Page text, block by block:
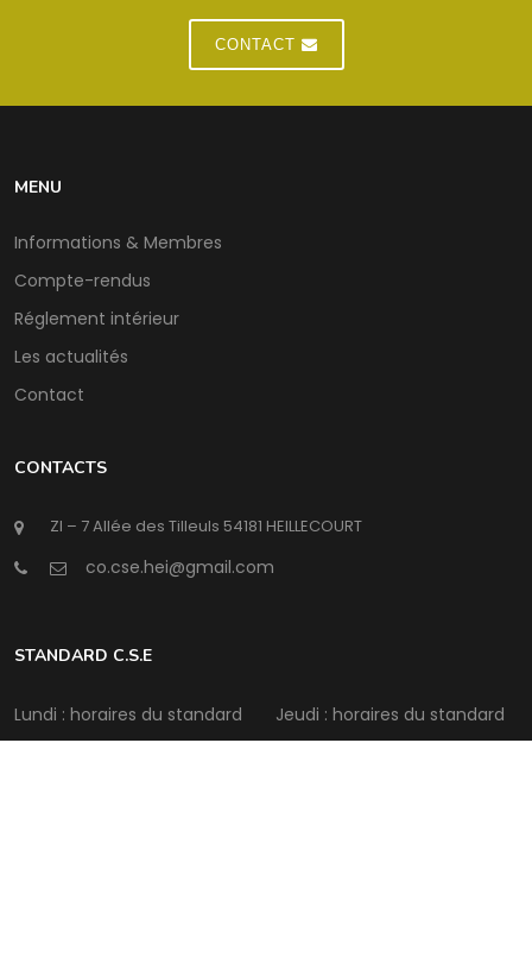
CONTACT
MENU
Informations & Membres
Compte-rendus
Réglement intérieur
Les actualités
Contact
CONTACTS
ZI – 7 Allée des Tilleuls 54181 HEILLECOURT
@
STANDARD C.S.E
Lundi : horaires du standard
Jeudi : horaires du standard